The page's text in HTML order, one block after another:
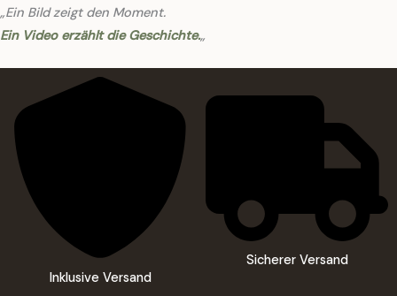
„Ein Bild zeigt den Moment.
Ein Video erzählt die Geschichte.„
Inklusive Versand
Sicherer Versand